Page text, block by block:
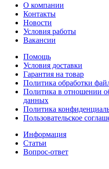
О компании
Контакты
Новости
Условия работы
Вакансии
Помощь
Условия доставки
Гарантия на товар
Политика обработки
Политика в отношении
данных
Политика
Пользовательское
Информация
Статьи
Вопрос-ответ